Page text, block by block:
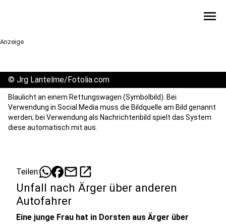
menu
Anzeige
© Jrg Lantelme/Fotolia.com
Blaulicht an einem Rettungswagen (Symbolbild). Bei
Verwendung in Social Media muss die Bildquelle am Bild genannt
werden; bei Verwendung als Nachrichtenbild spielt das System
diese automatisch mit aus.
Teilen: mailopen_in_new
Unfall nach Ärger über anderen
Autofahrer
Eine junge Frau hat in Dorsten aus Ärger über